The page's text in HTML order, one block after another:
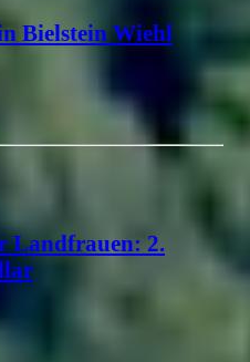
Bielstein Wiehl
Landfrauen: 2.